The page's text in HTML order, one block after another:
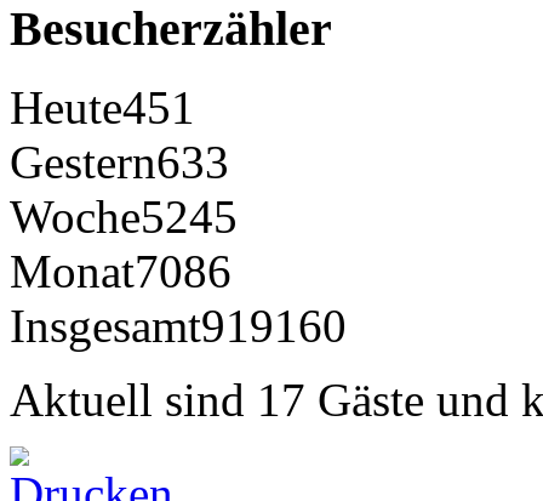
Besucherzähler
Heute451
Gestern633
Woche5245
Monat7086
Insgesamt919160
Aktuell sind 17 Gäste und